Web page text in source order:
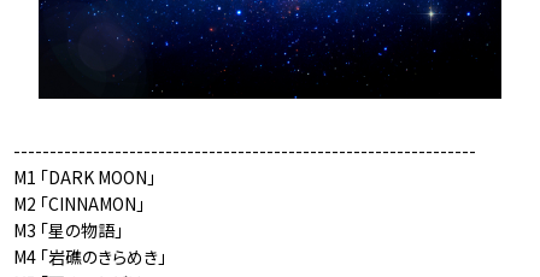
----------------------------------------------------------------
M1 「DARK MOON」
M2 「CINNAMON」
M3 「星の物語」
M4 「岩礁のきらめき」